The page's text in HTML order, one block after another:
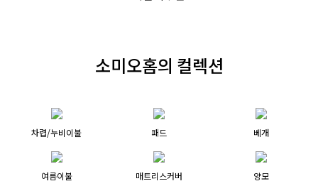
소미오홈의 컬렉션
차렵/누비이불 패드 베개
여름이불 매트리스커버 양모